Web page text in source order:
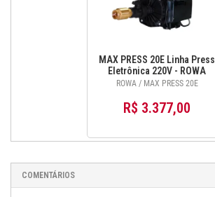
MAX PRESS 20E Linha Press
Eletrônica 220V - ROWA
ROWA / MAX PRESS 20E
R$ 3.377,00
COMENTÁRIOS